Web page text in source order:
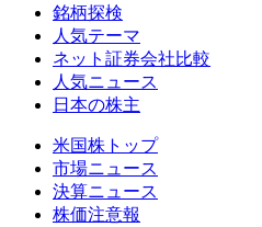
銘柄探検
人気テーマ
ネット証券会社比較
人気ニュース
日本の株主
米国株トップ
市場ニュース
決算ニュース
株価注意報